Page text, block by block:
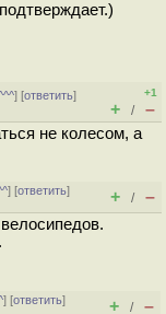
] [ответить]
+1
+ / –
не колесом, а
] [ответить]
+ / –
] [ответить]
+ / –